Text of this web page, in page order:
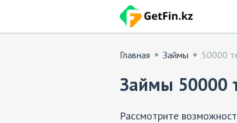
Главная Займы 50000
Займы 50000
Рассмотрите